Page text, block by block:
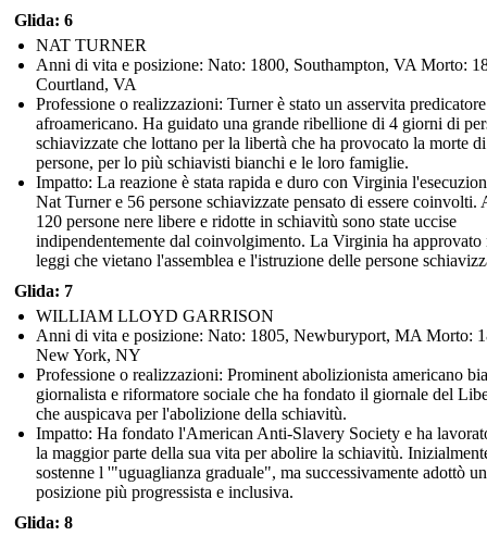
Glida: 6
NAT TURNER
Anni di vita e posizione: Nato: 1800, Southampton, VA Morto:
Courtland, VA
Professione o realizzazioni: Turner è stato un asservita predicatore
afroamericano. Ha guidato una grande ribellione di 4 giorni di
schiavizzate che lottano per la libertà che ha provocato la morte
persone, per lo più schiavisti bianchi e le loro famiglie.
Impatto: La reazione è stata rapida e duro con Virginia
Nat Turner e 56 persone schiavizzate pensato di essere coinvolti.
120 persone nere libere e ridotte in schiavitù sono state uccise
indipendentemente dal coinvolgimento. La Virginia ha approvato
leggi che vietano l'assemblea e l'istruzione delle persone
Glida: 7
WILLIAM LLOYD GARRISON
Anni di vita e posizione: Nato: 1805, Newburyport, MA Morto:
New York, NY
Professione o realizzazioni: Prominent abolizionista americano
giornalista e riformatore sociale che ha fondato il giornale del
che auspicava per l'abolizione della schiavitù.
Impatto: Ha fondato l'American Anti-Slavery Society e ha
la maggior parte della sua vita per abolire la schiavitù.
sostenne l '"uguaglianza graduale", ma successivamente adottò
posizione più progressista e inclusiva.
Glida: 8